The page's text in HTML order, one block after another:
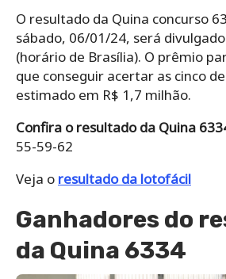
O resultado da Quina concurso
sábado, 06/01/24, será
(horário de Brasília). O prêmio
que conseguir acertar as cinco
estimado em R$ 1,7 milhão.
Confira o resultado da Quina
55-59-62
Veja o resultado da lotofácil
Ganhadores do
da Quina 6334